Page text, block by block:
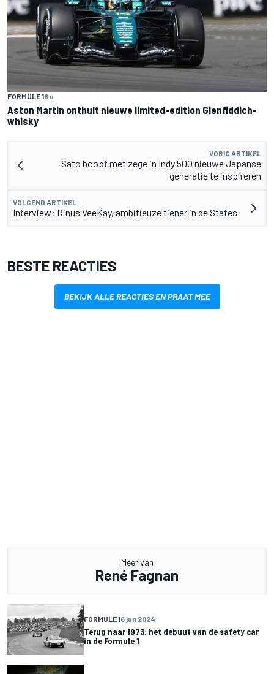
FORMULE 16 u
Aston Martin onthult nieuwe limited-edition Glenfiddich-
whisky
VORIG ARTIKEL
Sato hoopt met zege in Indy 500 nieuwe Japanse
generatie te inspireren
VOLGEND ARTIKEL
Interview: Rinus VeeKay, ambitieuze tiener in de States
BESTE REACTIES
BEKIJK ALLE REACTIES EN PRAAT MEE
Meer van
René Fagnan
FORMULE 16 jun 2024
Terug naar 1973: het debuut van de safety car
in de Formule 1